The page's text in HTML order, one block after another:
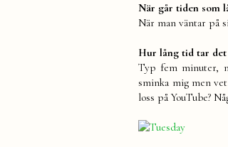
När går tiden som
När man väntar på
Hur lång tid tar
Typ fem minuter,
sminka mig men
loss på YouTube?